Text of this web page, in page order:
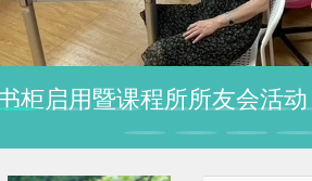
柜启用暨课程所所友会活动